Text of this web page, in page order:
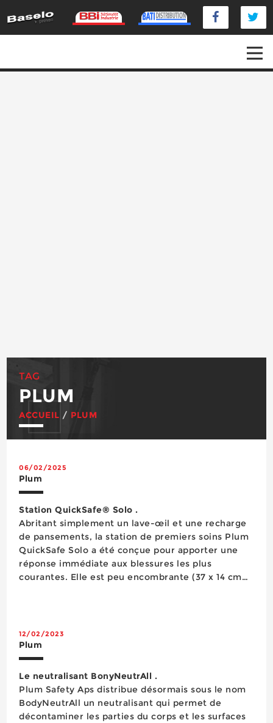
TAG
PLUM
ACCUEIL / PLUM
06/02/2025
Plum
Station QuickSafe® Solo .
Abritant simplement un lave-œil et une recharge
de pansements, la station de premiers soins Plum
QuickSafe Solo a été conçue pour apporter une
réponse immédiate aux blessures les plus
courantes. Elle est peu encombrante (37 x 14 cm
12/02/2023
Plum
Le neutralisant BonyNeutrAll .
Plum Safety Aps distribue désormais sous le nom
BodyNeutrAll un neutralisant qui permet de
décontaminer les parties du corps et les surfaces